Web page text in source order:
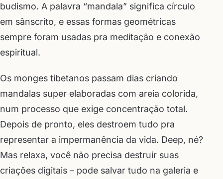
budismo. A palavra “mandala” significa círculo
em sânscrito, e essas formas geométricas
sempre foram usadas pra meditação e conexão
espiritual.
Os monges tibetanos passam dias criando
mandalas super elaboradas com areia colorida,
num processo que exige concentração total.
Depois de pronto, eles destroem tudo pra
representar a impermanência da vida. Deep, né?
Mas relaxa, você não precisa destruir suas
criações digitais – pode salvar tudo na galeria e